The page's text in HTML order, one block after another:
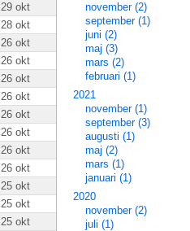
29 okt
28 okt
26 okt
26 okt
26 okt
26 okt
26 okt
26 okt
26 okt
26 okt
25 okt
25 okt
25 okt
november (2)
september (1)
juni (2)
maj (3)
mars (2)
februari (1)
2021
november (1)
september (3)
augusti (1)
maj (2)
mars (1)
januari (1)
2020
november (2)
juli (1)